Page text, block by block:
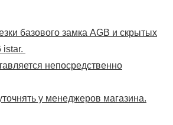
базового замка AGB и скрытых
istar.
непосредственно
у менеджеров магазина.